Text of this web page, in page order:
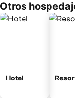
Otros
Hotel